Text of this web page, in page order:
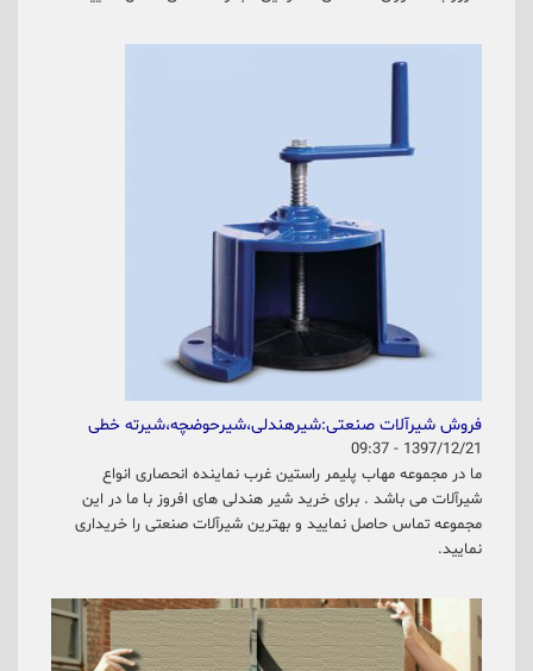
فروش شیرآلات صنعتی:شیرهندلی،شیرحوضچه،شیرته خطی
1397/12/21 - 09:37
ما در مجموعه مهاب پلیمر راستین غرب نماینده انحصاری انواع
شیرآلات می باشد . برای خرید شیر هندلی های افروز با ما در این
مجموعه تماس حاصل نمایید و بهترین شیرآلات صنعتی را خریداری
نمایید.